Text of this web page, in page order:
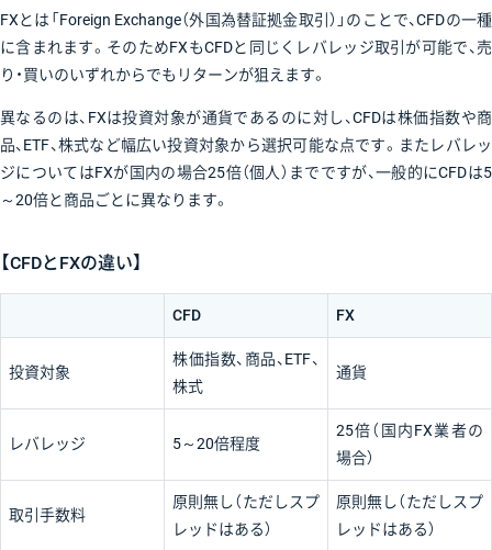
FXとは「Foreign Exchange（外国為替証拠金取引）」のことで、CFDの一種
に含まれます。そのためFXもCFDと同じくレバレッジ取引が可能で、売
り・買いのいずれからでもリターンが狙えます。
異なるのは、FXは投資対象が通貨であるのに対し、CFDは株価指数や商
品、ETF、株式など幅広い投資対象から選択可能な点です。またレバレッ
ジについてはFXが国内の場合25倍（個人）までですが、一般的にCFDは5
～20倍と商品ごとに異なります。
【CFDとFXの違い】
CFD FX
投資対象
株価指数、商品、ETF、
株式
通貨
レバレッジ 5～20倍程度
25倍（国内FX業者の
場合）
取引手数料
原則無し（ただしスプ
レッドはある）
原則無し（ただしスプ
レッドはある）